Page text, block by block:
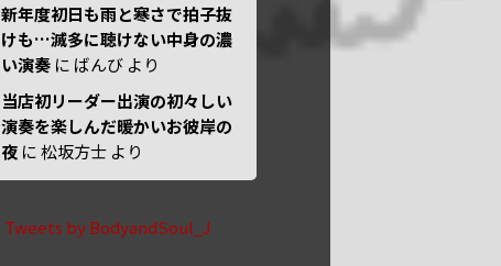
新年度初日も雨と寒さで拍子抜
けも…滅多に聴けない中身の濃
い演奏 に ばんび より
当店初リーダー出演の初々しい
演奏を楽しんだ暖かいお彼岸の
夜 に松坂方士 より
Tweets by BodyandSoul_J